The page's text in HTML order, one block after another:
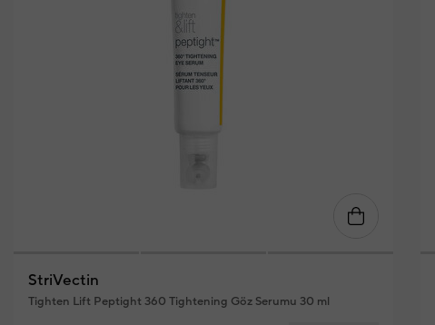
StriVectin
Tighten Lift Peptight 360 Tightening Göz Serumu 30 ml